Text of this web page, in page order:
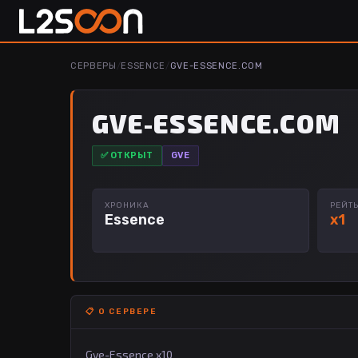
СЕРВЕРЫ /ESSENCE /GVE-ESSENCE.COM
GVE-ESSENCE.COM
✅ ОТКРЫТ GVE
ХРОНИКА
Essence x1
📋 О СЕРВЕРЕ
Gve-Essence x10